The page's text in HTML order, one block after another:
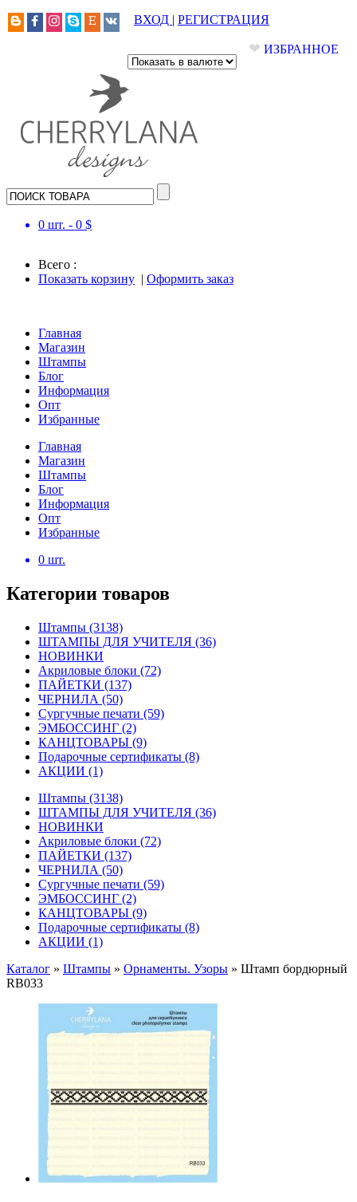
ВХОД | РЕГИСТРАЦИЯ
❤ ИЗБРАННОЕ
0 шт. - 0 $
Всего :
Показать корзину | Оформить заказ
Главная
Магазин
Штампы
Блог
Информация
Опт
Избранные
Главная
Магазин
Штампы
Блог
Информация
Опт
Избранные
0 шт.
Категории товаров
Штампы (3138)
ШТАМПЫ ДЛЯ УЧИТЕЛЯ (36)
НОВИНКИ
Акриловые блоки (72)
ПАЙЕТКИ (137)
ЧЕРНИЛА (50)
Сургучные печати (59)
ЭМБОССИНГ (2)
КАНЦТОВАРЫ (9)
Подарочные сертификаты (8)
АКЦИИ (1)
Штампы (3138)
ШТАМПЫ ДЛЯ УЧИТЕЛЯ (36)
НОВИНКИ
Акриловые блоки (72)
ПАЙЕТКИ (137)
ЧЕРНИЛА (50)
Сургучные печати (59)
ЭМБОССИНГ (2)
КАНЦТОВАРЫ (9)
Подарочные сертификаты (8)
АКЦИИ (1)
Каталог » Штампы » Орнаменты. Узоры » Штамп бордюрный
RB033